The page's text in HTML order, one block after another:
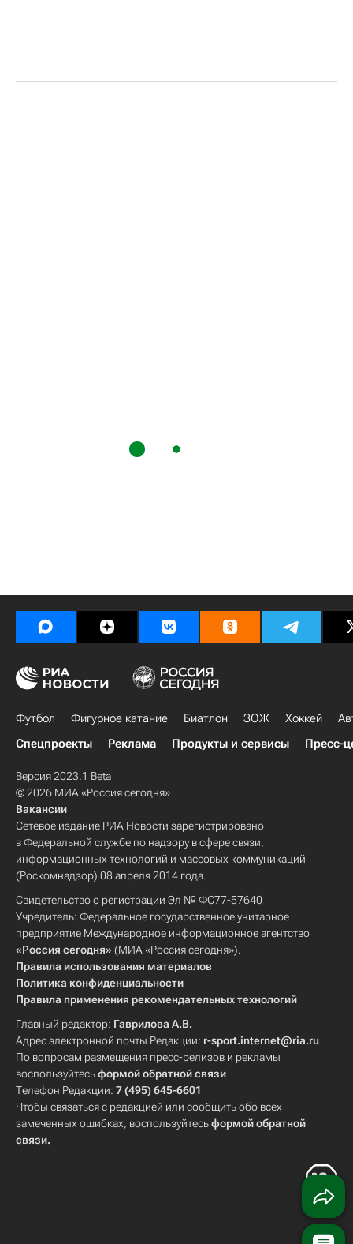
Футбол Фигурное катание Биатлон ЗОЖ Хоккей
Спецпроекты
Реклама Продукты и сервисы Пресс-
Версия 2023.1 Beta
© 2026 МИА «Россия сегодня»
Вакансии
Сетевое издание РИА Новости зарегистрировано
в Федеральной службе по надзору в сфере связи,
информационных технологий и массовых коммуникаций
(Роскомнадзор) 08 апреля 2014 года.
Свидетельство о регистрации Эл № ФС77-57640
Учредитель: Федеральное государственное унитарное
предприятие Международное информационное агентство
«Россия сегодня» (МИА «Россия сегодня»).
Правила использования материалов
Политика конфиденциальности
Правила применения рекомендательных технологий
Главный редактор: Гаврилова А.В.
Адрес электронной почты Редакции: r-sport.internet@ria.ru
По вопросам размещения пресс-релизов и рекламы
воспользуйтесьформой обратной связи
Телефон Редакции: 7 (495) 645-6601
Чтобы связаться с редакцией или сообщить обо всех
замеченных ошибках, воспользуйтесьформой обратной
связи.